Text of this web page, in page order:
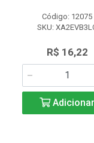
Código: 12075
SKU:
R$ 16,22
Adicionar